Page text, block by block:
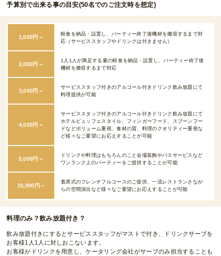
予算別で出来る事の目安(50名でのご注文時を想定)
1,000円～
軽食を納品・設置し、パーティー終了後機材を撤収するまで対
応（サービススタッフやドリンクは付きません）
2,000円～
1人1人が満足する量の軽食を納品・設置し、パーティー終了後
機材を撤収するまで対応
3,000円～
サービススタッフ付きのアルコール付きドリンク飲み放題にて
料理提供が可能
4,000円～
サービススタッフ付きのアルコール付きドリンク飲み放題にて
ホテルビュッフェスタイル、フィンガーフード、スプーンフー
ドなどボリューム重視、食材の質、料理のクオリティー重視な
ど様々なご要望にお応えすることが可能
5,000円～
ドリンクや料理はもちろんのこと会場装飾やパスサービスなど
ワンランク上のパーティーをご提供することが可能
10,000円～
着席式のフレンチフルコースのご提供、一流レストランさなが
らの空間演出など様々なご要望にお応えすることが可能
料理のみ？飲み放題付き？
飲み放題付きにするとサービススタッフがマストで付き、ドリンクサーブを
お客様1人1人に対しおこないます。
お客様がドリンクを用意し、ケータリング会社がサーブのみ担当することも